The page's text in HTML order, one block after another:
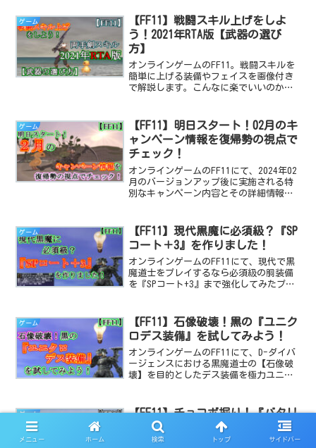
ゲーム
【FF11】戦闘スキル上げをしよ
う！2021年RTA版【武器の選び
方】
オンラインゲームのFF11。戦闘スキルを
簡単に上げる装備やフェイスを画像付き
で解説します。こんなに楽でいいのか
ゲーム
【FF11】明日スタート！02月のキ
ャンペーン情報を復帰勢の視点で
チェック！
オンラインゲームのFF11にて、2024年02
月のバージョンアップ後に実施される特
別なキャンペーン内容とその詳細情報を
ゲーム
【FF11】現代黒魔に必須級？『SP
コート＋3』を作りました！
オンラインゲームのFF11にて、現代で黒
魔道士をプレイするなら必須級の胴装備
を『SPコート+3』まで強化してみたプレ
ゲーム
【FF11】石像破壊！黒の『ユニク
ロデス装備』を試してみよう！
オンラインゲームのFF11にて、D-ダイバ
ージェンスにおける黒魔道士の【石像破
壊】を目的としたデス装備を極力ユニク
装備一例のご紹介です。
ゲーム
【FF11】チョコボ掘り！『バタリ
ア丘陵〔S〕』で掘ってみたデー
メニュー ホーム 検索 トップ サイドバー